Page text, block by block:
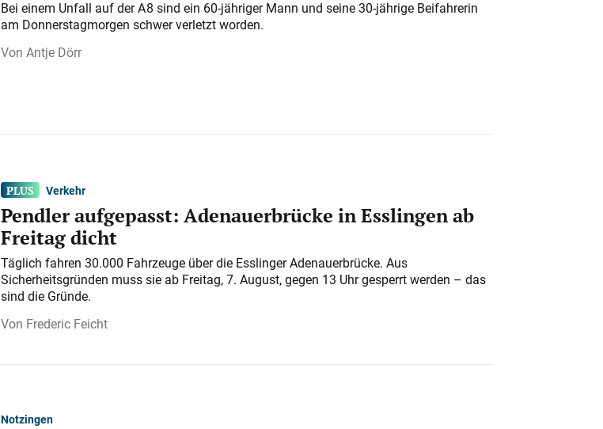
Bei einem Unfall auf der A 8 sind ein 60-jähriger Mann und seine 30-jährige Beifahrerin
am Donnerstagmorgen schwer verletzt worden.
Antje Dörr
Verkehr
Pendler aufgepasst: Adenauerbrücke in Esslingen ab
Freitag dicht
Täglich fahren 30.000 Fahrzeuge über die Esslinger Adenauerbrücke. Aus
Sicherheitsgründen muss sie ab Freitag, 7. August, gegen 13 Uhr gesperrt werden – das
sind die Gründe.
Frederic Feicht
Notzingen